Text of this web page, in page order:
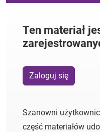
Ten materiał
Zaloguj się
Szanowni
część materiałów